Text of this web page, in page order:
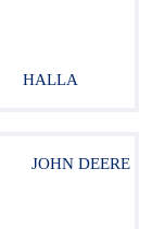
HALLA